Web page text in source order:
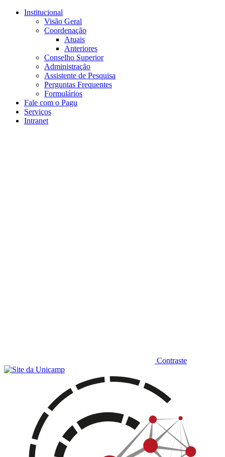
Conteúdo principal
Institucional
Visão Geral
Coordenação
Atuais
Anteriores
Conselho Superior
Administração
Assistente de Pesquisa
Perguntas Frequentes
Formulários
Fale com o Pagu
Serviços
Intranet
Contraste